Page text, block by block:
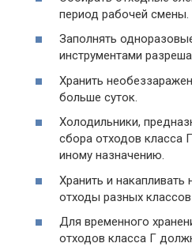
период рабочей смены.
Заполнять
инструментами
Хранить
больше суток.
Холодильники,
сбора отходов класса
иному назначению.
Хранить и
отходы разных
Для временного
отходов класса Г